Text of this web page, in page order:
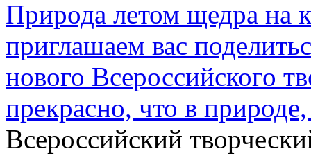
Природа летом щедра на
приглашаем вас
нового Всероссийского
прекрасно, что в
Всероссийский